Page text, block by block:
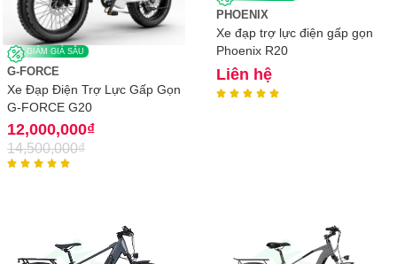
GIẢM GIÁ SÂU
G-FORCE
Xe Đạp Điện Trợ Lực Gấp Gọn
G-FORCE G20
14,500,000₫
12,000,000₫
    
PHOENIX
Xe đạp trợ lực điện gấp gọn
Phoenix R20
Liên hệ
    